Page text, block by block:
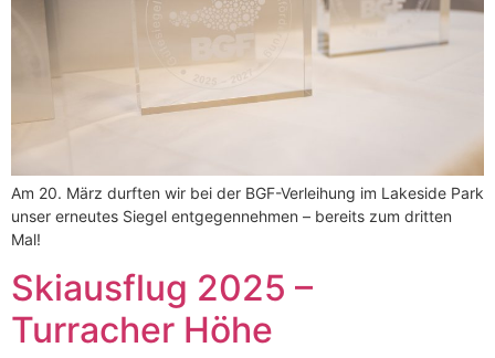
Am 20. März durften wir bei der BGF-Verleihung im Lakeside Park
unser erneutes Siegel entgegennehmen – bereits zum dritten
Mal!
Skiausflug 2025 –
Turracher Höhe